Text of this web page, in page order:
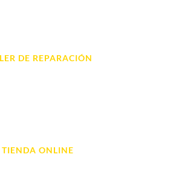
DE REPARACIÓN
TIENDA ONLINE